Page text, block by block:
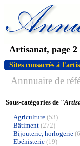
Artisanat, page 2
Sites consacrés à
Annnuaire de
Sous-catégories de "
Agriculture (53)
Bâtiment (272)
Bijouterie, horlogerie
Ebénisterie (19)